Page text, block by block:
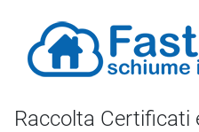
Raccolta Certificati